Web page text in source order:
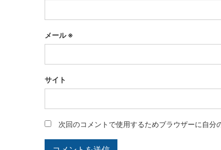
メール※
サイト
次回のコメントで使用するためブラウザーに自分